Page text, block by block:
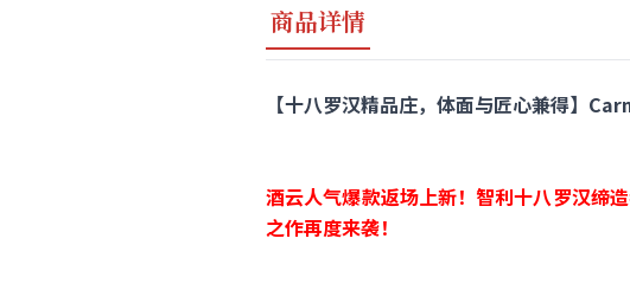
商品详情
【十八罗汉精品庄，体面与匠心兼得】
酒云人气爆款返场上新！ 智利十八罗汉缔
之作再度来袭！